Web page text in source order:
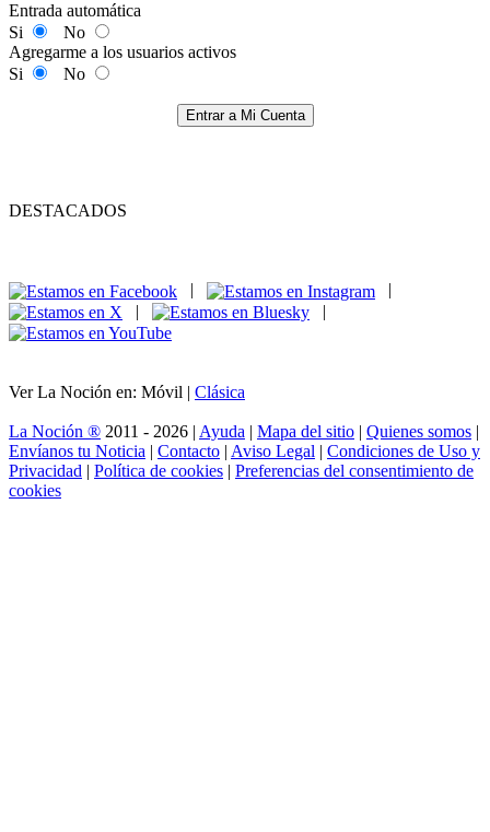
Entrada automática
Si
No
Agregarme a los usuarios activos
Si
No
Entrar a Mi Cuenta
DESTACADOS
|
|
Ver La Noción en: Móvil | Clásica
La Noción ® 2011 - 2026 | Ayuda | Mapa del sitio | Quienes somos |
Envíanos tu Noticia | Contacto | Aviso Legal | Condiciones de Uso y
Privacidad | Política de cookies | Preferencias del consentimiento de
cookies